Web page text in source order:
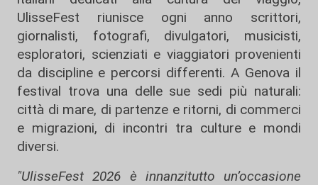
UlisseFest riunisce ogni anno scrittori,
giornalisti, fotografi, divulgatori, musicisti,
esploratori, scienziati e viaggiatori provenienti
da discipline e percorsi differenti. A Genova il
festival trova una delle sue sedi più naturali:
città di mare, di partenze e ritorni, di commerci
e migrazioni, di incontri tra culture e mondi
diversi.
"UlisseFest 2026 è innanzitutto un’occasione